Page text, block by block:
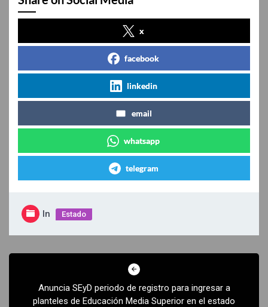
x
facebook
linkedin
email
whatsapp
telegram
In Estado
Navegación
entradasAnuncia SEyD periodo de registro para ingresar a
planteles de Educación Media Superior en el estado